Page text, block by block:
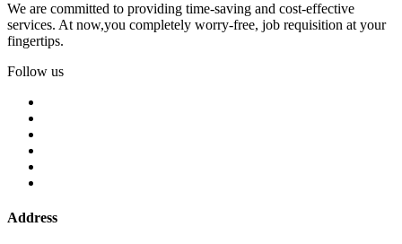
We are committed to providing time-saving and cost-effective
services. At now,you completely worry-free, job requisition at your
fingertips.
Follow us
Address